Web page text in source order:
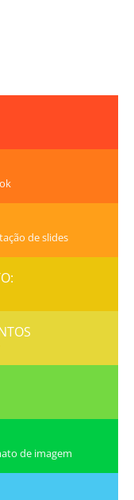
de slides
de imagem